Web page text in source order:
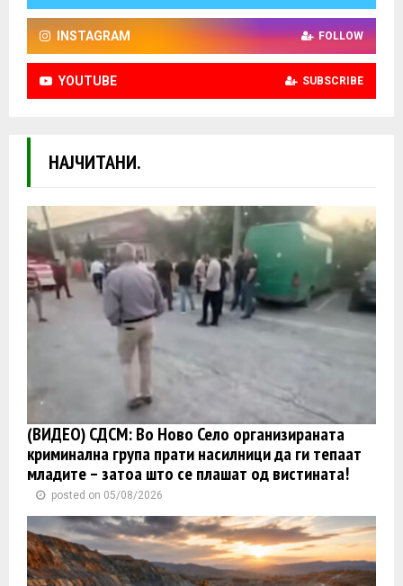
INSTAGRAM FOLLOW
YOUTUBE SUBSCRIBE
НАЈЧИТАНИ.
(ВИДЕО) СДСМ: Во Ново Село организираната
криминална група прати насилници да ги тепаат
младите – затоа што се плашат од вистината!
posted on 05/08/2026